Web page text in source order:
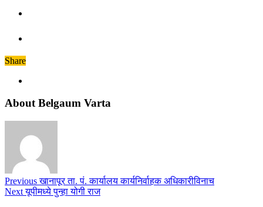
Share
About Belgaum Varta
Previousखानापूर ता. पं. कार्यालय कार्यनिर्वाहक अधिकारीविनाच
Nextयूपीमध्ये पुन्हा योगी राज